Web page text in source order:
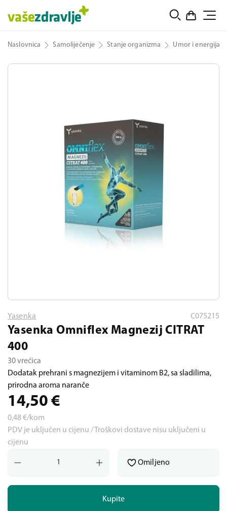
Naslovnica Samoliječenje Stanje organizma Umor i energija
Yasenka C075215
Yasenka Omniflex Magnezij CITRAT
400
30 vrećica
Dodatak prehrani s magnezijem i vitaminom B2, sa sladilima,
prirodna aroma naranče
14,50 €
0,48€/kom
PDV je uključen u cijenu / Troškovi dostave nisu uključeni u
cijenu
Kupite
Omiljeno